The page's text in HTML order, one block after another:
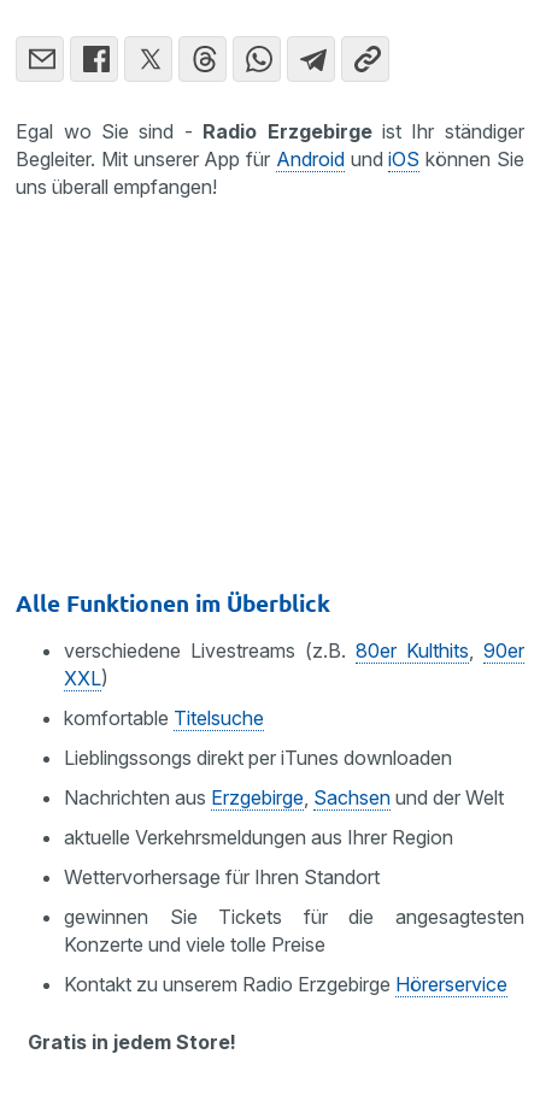
Egal wo Sie sind - Radio Erzgebirgeist Ihr ständiger
Begleiter. Mit unserer App für AndroidundiOS können Sie
uns überall empfangen!
Alle Funktionen im Überblick
verschiedene Livestreams (z.B. 80er Kulthits
90er
XXL)
komfortable Titelsuche
Lieblingssongs direkt per iTunes downloaden
Nachrichten aus Erzgebirge Sachsen und der Welt
aktuelle Verkehrsmeldungen aus Ihrer Region
Wettervorhersage für Ihren Standort
gewinnen Sie Tickets für die angesagtesten
Konzerte und viele tolle Preise
Kontakt zu unserem Radio Erzgebirge Hörerservice
Gratis in jedem Store!